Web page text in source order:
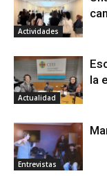
Actividades
Actualidad
la
Entrevistas